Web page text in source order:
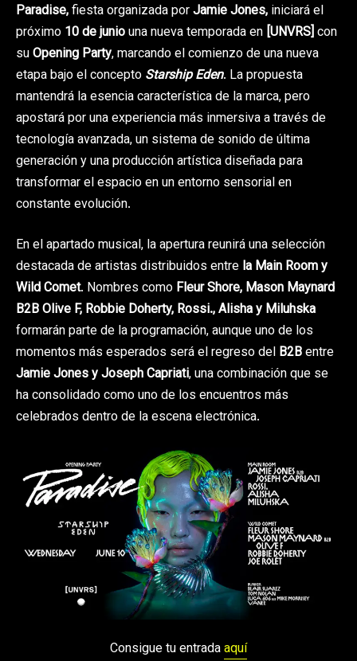
Paradise,fiesta organizada porJamie Jones, iniciará el
próximo 10 de juniouna nueva temporada en [UNVRS]con
suOpening Party, marcando el comienzo de una nueva
etapa bajo el concepto Starship Eden. La propuesta
mantendrá la esencia característica de la marca, pero
apostará por una experiencia más inmersiva a través de
tecnología avanzada, un sistema de sonido de última
generación y una producción artística diseñada para
transformar el espacio en un entorno sensorial en
constante evolución.
En el apartado musical, la apertura reunirá una selección
destacada de artistas distribuidos entre la Main Room y
Wild Comet. Nombres como Fleur Shore, Mason Maynard
B2B Olive F, Robbie Doherty, Rossi., Alisha y Miluhska
formarán parte de la programación, aunque uno de los
momentos más esperados será el regreso del B2Bentre
Jamie Jones y Joseph Capriati, una combinación que se
ha consolidado como uno de los encuentros más
celebrados dentro de la escena electrónica.
Consigue tu entradaaquí